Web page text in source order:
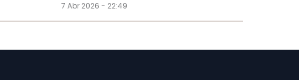
7 Abr 2026 - 22:49